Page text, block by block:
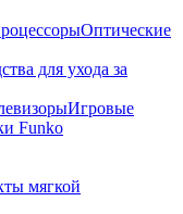
Оптические
для ухода за
Игровые
Funko
мягкой